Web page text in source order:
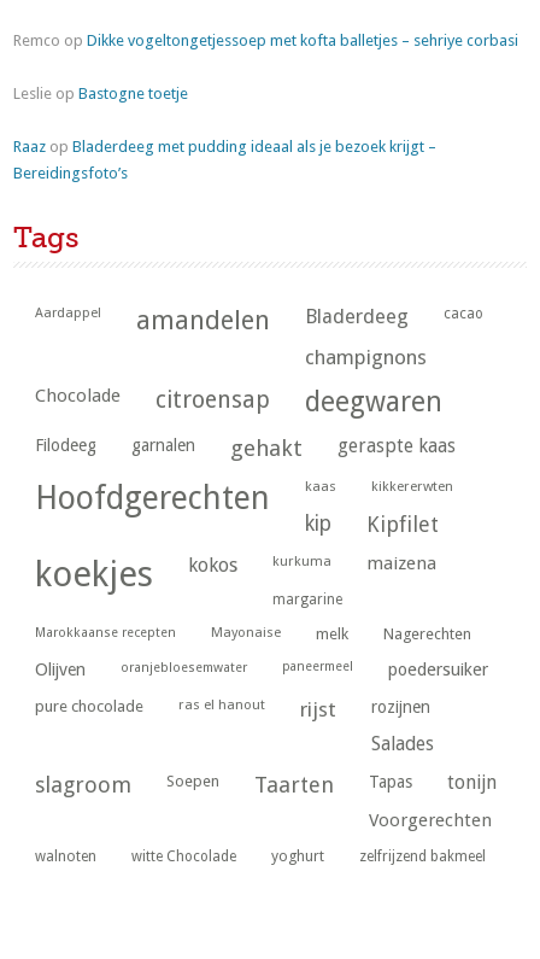
Remco opDikke vogeltongetjessoep met kofta balletjes – sehriye corbasi
Leslie opBastogne toetje
Raaz opBladerdeeg met pudding ideaal als je bezoek krijgt –
Bereidingsfoto’s
Tags
Aardappel amandelen Bladerdeeg cacao
champignons
Chocolade citroensap deegwaren
Filodeeg garnalen gehakt geraspte kaas
Hoofdgerechten kaas kikkererwten
kip Kipfilet
koekjes kokos kurkuma maizena
margarine
Marokkaanse recepten Mayonaise melk Nagerechten
Olijven oranjebloesemwater paneermeel poedersuiker
pure chocolade ras el hanout rijst rozijnen
Salades
slagroom Soepen Taarten Tapas tonijn
Voorgerechten
walnoten witte Chocolade yoghurt zelfrijzend bakmeel